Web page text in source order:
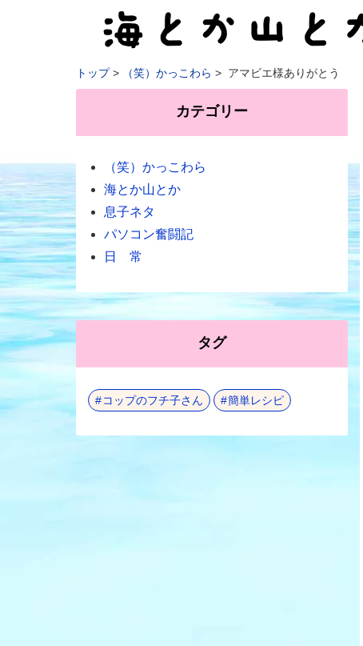
トップ （笑）かっこわら アマビエ様ありがとう
カテゴリー
（笑）かっこわら
海とか山とか
息子ネタ
パソコン奮闘記
日 常
タグ
コップのフチ子さん 簡単レシピ